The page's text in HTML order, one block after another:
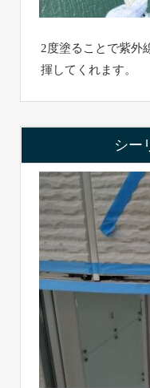
2度塗ることで紫外
揮してくれます。
シー